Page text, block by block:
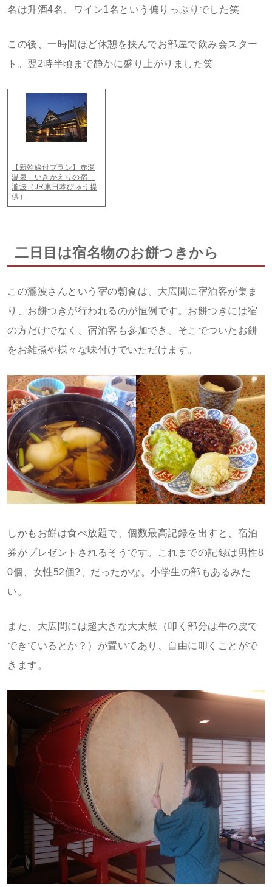
名は升酒4名、ワイン1名という偏りっぷりでした笑
この後、一時間ほど休憩を挟んでお部屋で飲み会スター
ト。翌2時半頃まで静かに盛り上がりました笑
【新幹線付プラン】赤湯
温泉 いきかえりの宿
瀧波（JR東日本びゅう提
供）
二日目は宿名物のお餅つきから
この瀧波さんという宿の朝食は、大広間に宿泊客が集ま
り、お餅つきが行われるのが恒例です。お餅つきには宿
の方だけでなく、宿泊客も参加でき、そこでついたお餅
をお雑煮や様々な味付けでいただけます。
しかもお餅は食べ放題で、個数最高記録を出すと、宿泊
券がプレゼントされるそうです。これまでの記録は男性8
0個、女性52個?、だったかな。小学生の部もあるみた
い。
また、大広間には超大きな大太鼓（叩く部分は牛の皮で
できているとか？）が置いてあり、自由に叩くことがで
きます。